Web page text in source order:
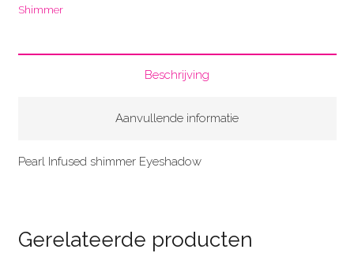
Shimmer
Beschrijving
Aanvullende informatie
Pearl Infused shimmer Eyeshadow
Gerelateerde producten